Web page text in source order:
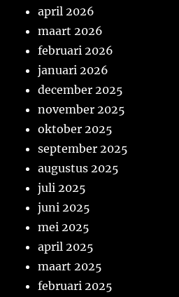
april 2026
maart 2026
februari 2026
januari 2026
december 2025
november 2025
oktober 2025
september 2025
augustus 2025
juli 2025
juni 2025
mei 2025
april 2025
maart 2025
februari 2025